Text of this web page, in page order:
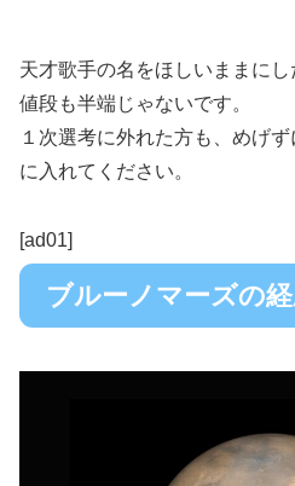
天才歌手の名をほしいままに
値段も半端じゃないです。
１次選考に外れた方も、めげ
に入れてください。
[ad01]
ブルーノマーズの